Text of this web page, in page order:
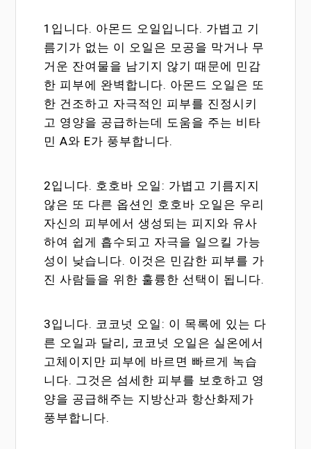
1입니다. 아몬드 오일입니다. 가볍고 기
름기가 없는 이 오일은 모공을 막거나 무
거운 잔여물을 남기지 않기 때문에 민감
한 피부에 완벽합니다. 아몬드 오일은 또
한 건조하고 자극적인 피부를 진정시키
고 영양을 공급하는데 도움을 주는 비타
민 A와 E가 풍부합니다.
2입니다. 호호바 오일: 가볍고 기름지지
않은 또 다른 옵션인 호호바 오일은 우리
자신의 피부에서 생성되는 피지와 유사
하여 쉽게 흡수되고 자극을 일으킬 가능
성이 낮습니다. 이것은 민감한 피부를 가
진 사람들을 위한 훌륭한 선택이 됩니다.
3입니다. 코코넛 오일: 이 목록에 있는 다
른 오일과 달리, 코코넛 오일은 실온에서
고체이지만 피부에 바르면 빠르게 녹습
니다. 그것은 섬세한 피부를 보호하고 영
양을 공급해주는 지방산과 항산화제가
풍부합니다.